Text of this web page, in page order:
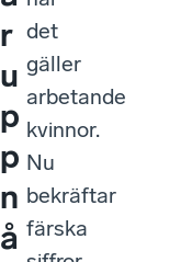
r
u
p
p
n
å
det
gäller
arbetande
kvinnor.
Nu
bekräftar
färska